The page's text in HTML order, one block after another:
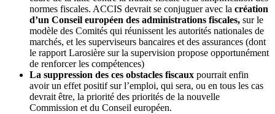
normes fiscales. ACCIS devrait se conjuguer avec la création
d’un Conseil européen des administrations fiscales, sur le
modèle des Comités qui réunissent les autorités nationales de
marchés, et les superviseurs bancaires et des assurances (dont
le rapport Larosière sur la supervision propose opportunément
de renforcer les compétences)
La suppression des ces obstacles fiscaux pourrait enfin
avoir un effet positif sur l’emploi, qui sera, ou en tous les cas
devrait être, la priorité des priorités de la nouvelle
Commission et du Conseil européen.